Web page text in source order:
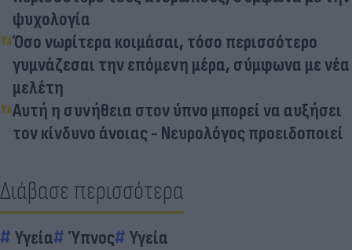
ψυχολογία
Όσο νωρίτερα κοιμάσαι, τόσο περισσότερο
γυμνάζεσαι την επόμενη μέρα, σύμφωνα με νέα
μελέτη
Αυτή η συνήθεια στον ύπνο μπορεί να αυξήσει
τον κίνδυνο άνοιας - Νευρολόγος προειδοποιεί
Διάβασε περισσότερα
Υγεία Ύπνος Υγεία